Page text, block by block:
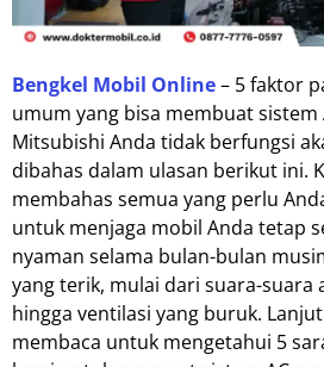
Bengkel Mobil Online– 5 faktor
umum yang bisa membuat sistem
Mitsubishi Anda tidak berfungsi
dibahas dalam ulasan berikut ini.
membahas semua yang perlu
untuk menjaga mobil Anda tetap
nyaman selama bulan-bulan
yang terik, mulai dari suara-suara
hingga ventilasi yang buruk.
membaca untuk mengetahui 5